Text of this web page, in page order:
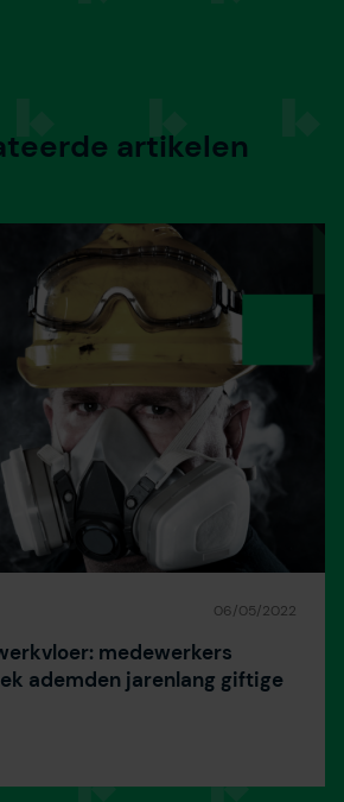
artikelen
06/05/2022
medewerkers
ademden jarenlang giftige